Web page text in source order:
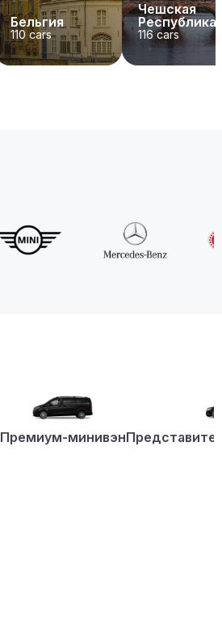
Бельгия
110 cars
Чешская
Республика
116cars
Премиум-минивэн